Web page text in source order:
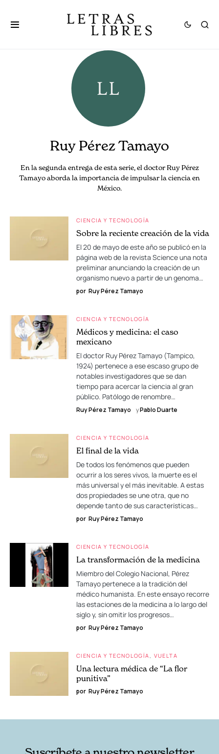
Ruy Pérez Tamayo
En la segunda entrega de esta serie, el doctor Ruy Pérez
Tamayo aborda la importancia de impulsar la ciencia en
México.
CIENCIA Y TECNOLOGÍA
Sobre la reciente creación de la vida
El 20 de mayo de este año se publicó en la
página web de la revista Science una nota
preliminar anunciando la creación de un
organismo nuevo a partir de un genoma…
por Ruy Pérez Tamayo
CIENCIA Y TECNOLOGÍA
Médicos y medicina: el caso
mexicano
El doctor Ruy Pérez Tamayo (Tampico,
1924) pertenece a ese escaso grupo de
notables investigadores que se dan
tiempo para acercar la ciencia al gran
público. Patólogo de renombre…
Ruy Pérez Tamayo yPablo Duarte
CIENCIA Y TECNOLOGÍA
El final de la vida
De todos los fenómenos que pueden
ocurrir a los seres vivos, la muerte es el
más universal y el más inevitable. A estas
dos propiedades se une otra, que no
depende tanto de sus características…
por Ruy Pérez Tamayo
CIENCIA Y TECNOLOGÍA
La transformación de la medicina
Miembro del Colegio Nacional, Pérez
Tamayo pertenece a la tradición del
médico humanista. En este ensayo recorre
las estaciones de la medicina a lo largo del
siglo y, sin omitir los progresos…
por Ruy Pérez Tamayo
CIENCIA Y TECNOLOGÍA VUELTA
Una lectura médica de “La flor
punitiva”
por Ruy Pérez Tamayo